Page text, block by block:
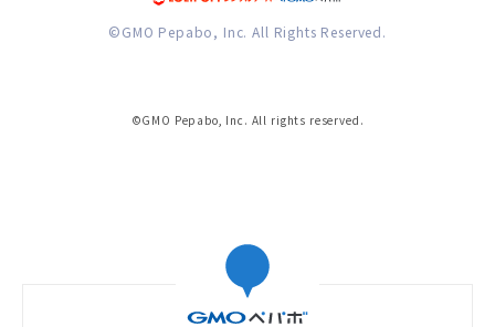
©GMO Pepabo, Inc. All Rights Reserved.
©GMO Pepabo, Inc. All rights reserved.